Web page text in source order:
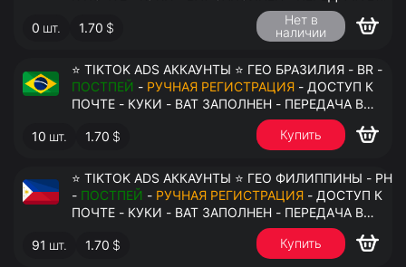
0 шт. 1.70 $
Нет в
наличии
⭐ TIKTOK ADS АККАУНТЫ ⭐ ГЕО БРАЗИЛИЯ - BR -
ПОСТПЕЙ - РУЧНАЯ РЕГИСТРАЦИЯ - ДОСТУП К
ПОЧТЕ - КУКИ - ВАТ ЗАПОЛНЕН - ПЕРЕДАЧА В
10 шт. 1.70 $ Купить
⭐ TIKTOK ADS АККАУНТЫ ⭐ ГЕО ФИЛИППИНЫ - PH
- ПОСТПЕЙ - РУЧНАЯ РЕГИСТРАЦИЯ - ДОСТУП К
ПОЧТЕ - КУКИ - ВАТ ЗАПОЛНЕН - ПЕРЕДАЧА В
91 шт. 1.70 $ Купить